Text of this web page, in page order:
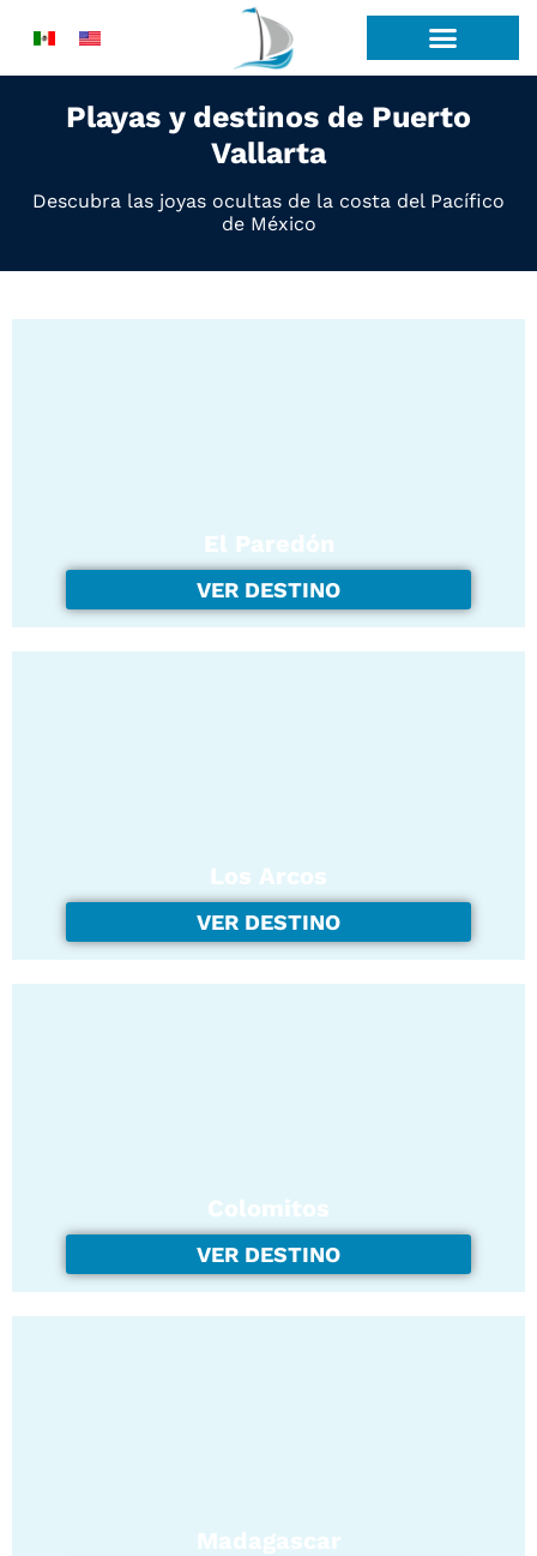
Playas y destinos de Puerto
Vallarta
Descubra las joyas ocultas de la costa del Pacífico
de México
El Paredón
VER DESTINO
Los Arcos
VER DESTINO
Colomitos
VER DESTINO
Madagascar